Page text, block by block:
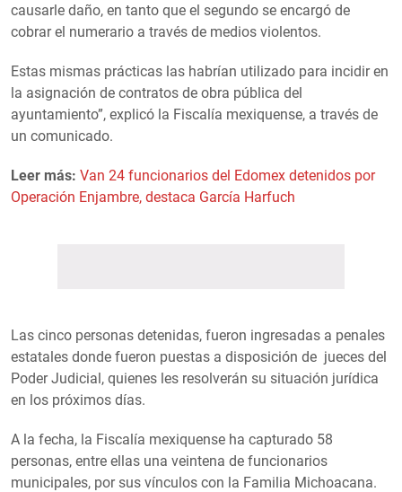
causarle daño, en tanto que el segundo se encargó de
cobrar el numerario a través de medios violentos.
Estas mismas prácticas las habrían utilizado para incidir en
la asignación de contratos de obra pública del
ayuntamiento”, explicó la Fiscalía mexiquense, a través de
un comunicado.
Leer más: Van 24 funcionarios del Edomex detenidos por
Operación Enjambre, destaca García Harfuch
Las cinco personas detenidas, fueron ingresadas a penales
estatales donde fueron puestas a disposición de jueces del
Poder Judicial, quienes les resolverán su situación jurídica
en los próximos días.
A la fecha, la Fiscalía mexiquense ha capturado 58
personas, entre ellas una veintena de funcionarios
municipales, por sus vínculos con la Familia Michoacana.